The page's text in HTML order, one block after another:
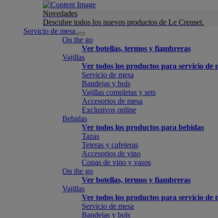
Novedades
Descubre todos los nuevos productos de Le Creuset.
Servicio de mesa
On the go
Ver botellas, termos y fiambreras
Vajillas
Ver todos los productos para servicio de
Servicio de mesa
Bandejas y bols
Vajillas completas y sets
Accesorios de mesa
Exclusivos online
Bebidas
Ver todos los productos para bebidas
Tazas
Teteras y cafeteras
Accesorios de vino
Copas de vino y vasos
On the go
Ver botellas, termos y fiambreras
Vajillas
Ver todos los productos para servicio de
Servicio de mesa
Bandejas y bols